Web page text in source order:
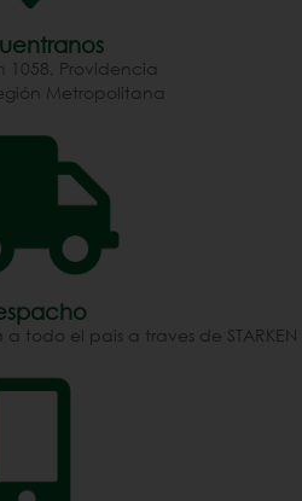
1058, Providencia
Metropolitana
todo el pais a traves de STARKEN